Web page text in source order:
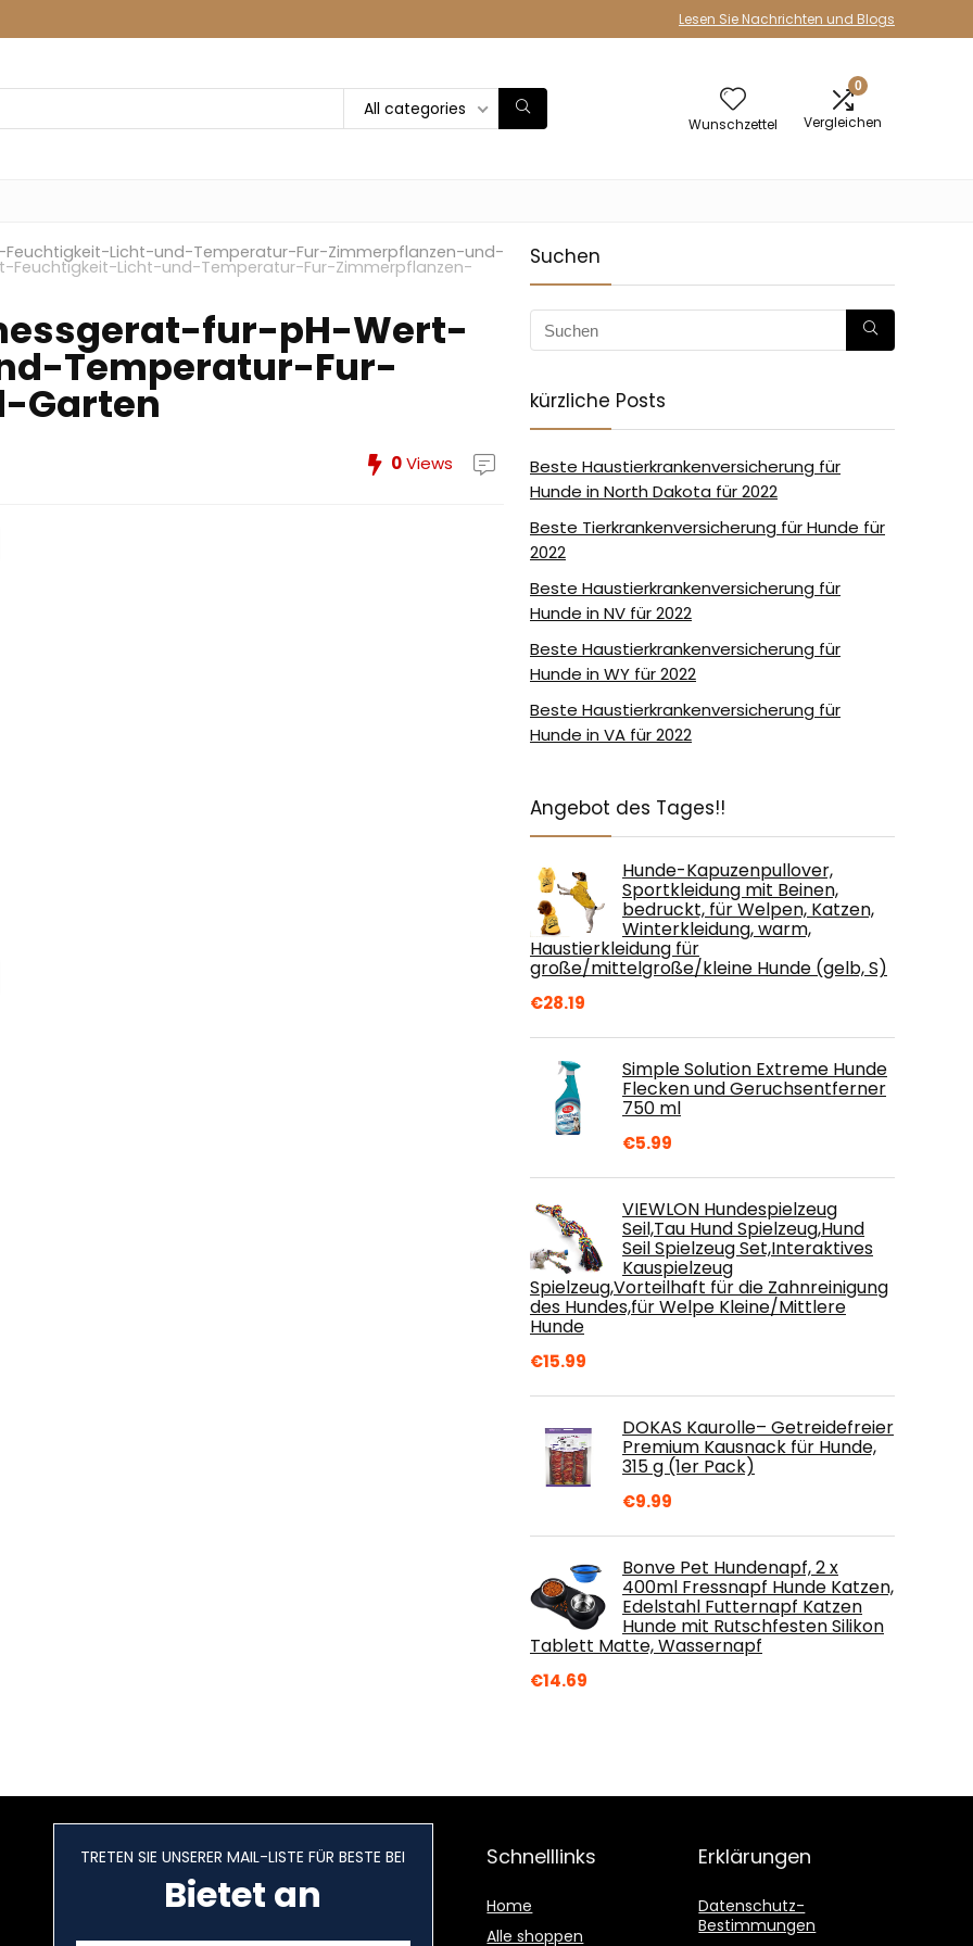
Lesen Sie Nachrichten und Blogs
All categories
Wunschzettel
0
Vergleichen
Licht-und-Temperatur-Fur-Zimmerpflanzen-und-
Feuchtigkeit-Licht-und-Temperatur-Fur-Zimmerpflanzen-
fur-pH-Wert-
Temperatur-Fur-
Garten
0Views
Suchen
kürzliche Posts
Beste Haustierkrankenversicherung für
Hunde in North Dakota für 2022
Beste Tierkrankenversicherung für Hunde für
2022
Beste Haustierkrankenversicherung für
Hunde in NV für 2022
Beste Haustierkrankenversicherung für
Hunde in WY für 2022
Beste Haustierkrankenversicherung für
Hunde in VA für 2022
Angebot des Tages!!
Hunde-Kapuzenpullover,
Sportkleidung mit Beinen,
bedruckt, für Welpen, Katzen,
Winterkleidung, warm,
Haustierkleidung für
große/mittelgroße/kleine Hunde (gelb, S)
€28.19
Simple Solution Extreme Hunde
Flecken und Geruchsentferner
750 ml
€5.99
VIEWLON Hundespielzeug
Seil,Tau Hund Spielzeug,Hund
Seil Spielzeug Set,Interaktives
Kauspielzeug
Spielzeug,Vorteilhaft für die Zahnreinigung
des Hundes,für Welpe Kleine/Mittlere
Hunde
€15.99
DOKAS Kaurolle– Getreidefreier
Premium Kausnack für Hunde,
315 g (1er Pack)
€9.99
Bonve Pet Hundenapf, 2 x
400ml Fressnapf Hunde Katzen,
Edelstahl Futternapf Katzen
Hunde mit Rutschfesten Silikon
Tablett Matte, Wassernapf
€14.69
TRETEN SIE UNSERER MAIL-LISTE FÜR BESTE BEI
Bietet an
Schnelllinks
Home
Alle shoppen
Erklärungen
Datenschutz-
Bestimmungen